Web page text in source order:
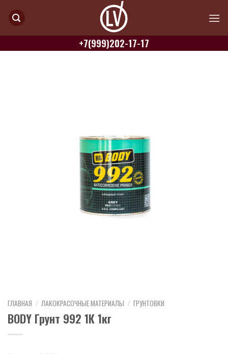
+7(999)202-17-17
ГЛАВНАЯ / ЛАКОКРАСОЧНЫЕ МАТЕРИАЛЫ / ГРУНТОВКИ
BODY Грунт 992 1К 1кг